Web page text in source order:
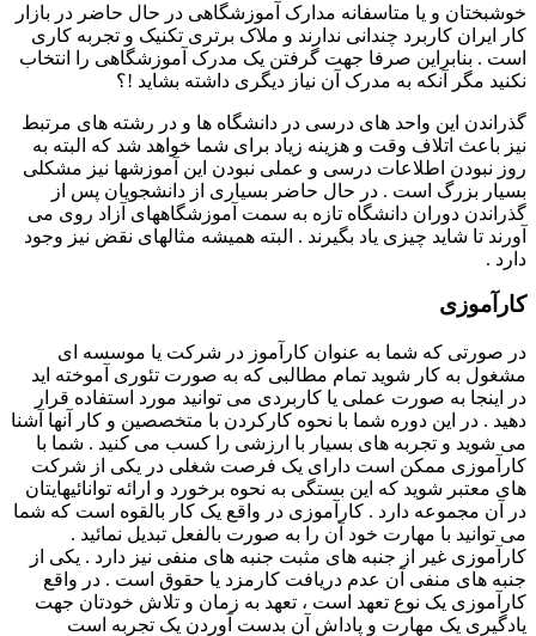
خوشبختان و یا متاسفانه مدارک آموزشگاهی در حال حاضر در بازار
کار ایران کاربرد چندانی ندارند و ملاک برتری تکنیک و تجربه کاری
است . بنابراین صرفا جهت گرفتن یک مدرک آموزشگاهی را انتخاب
نکنید مگر آنکه به مدرک آن نیاز دیگری داشته بشاید !؟
گذراندن این واحد های درسی در دانشگاه ها و در رشته های مرتبط
نیز باعث اتلاف وقت و هزینه زیاد برای شما خواهد شد که البته به
روز نبودن اطلاعات درسی و عملی نبودن این آموزشها نیز مشکلی
بسیار بزرگ است . در حال حاضر بسیاری از دانشجویان پس از
گذراندن دوران دانشگاه تازه به سمت آموزشگاههای آزاد روی می
آورند تا شاید چیزی یاد بگیرند . البته همیشه مثالهای نقض نیز وجود
دارد .
کارآموزی
در صورتی که شما به عنوان کارآموز در شرکت یا موسسه ای
مشغول به کار شوید تمام مطالبی که به صورت تئوری آموخته اید
در اینجا به صورت عملی یا کاربردی می توانید مورد استفاده قرار
دهید . در این دوره شما با نحوه کارکردن با متخصصین و کار آنها آشنا
می شوید و تجربه های بسیار با ارزشی را کسب می کنید . شما با
کارآموزی ممکن است دارای یک فرصت شغلی در یکی از شرکت
های معتبر شوید که این بستگی به نحوه برخورد و ارائه توانائیهایتان
در آن مجموعه دارد . کارآموزی در واقع یک کار بالقوه است که شما
می توانید با مهارت خود آن را به صورت بالفعل تبدیل نمائید .
کارآموزی غیر از جنبه های مثبت جنبه های منفی نیز دارد . یکی از
جنبه های منفی آن عدم دریافت کارمزد یا حقوق است . در واقع
کارآموزی یک نوع تعهد است ، تعهد به زمان و تلاش خودتان جهت
یادگیری یک مهارت و پاداش آن بدست آوردن یک تجربه است